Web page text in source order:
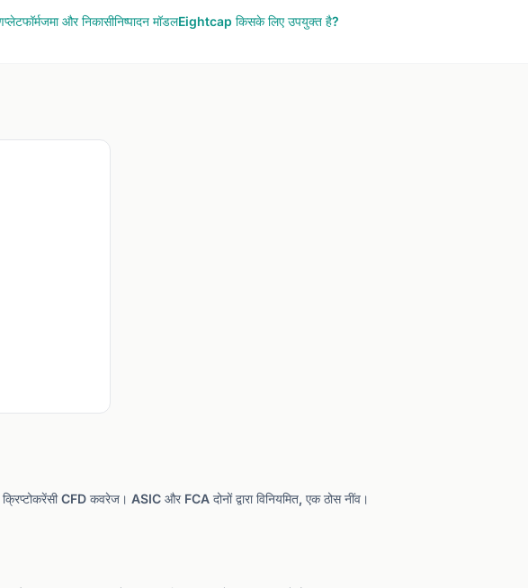
प्लेटफॉर्मजमा और निकासीनिष्पादन मॉडलEightcap किसके लिए उपयुक्त है?
CFD कवरेज। ASIC और FCA दोनों द्वारा विनियमित, एक ठोस नींव।